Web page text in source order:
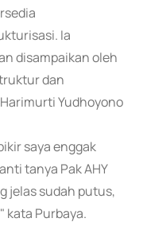
Ia
disampaikan oleh
dan
Yudhoyono
saya enggak
tanya Pak AHY
jelas sudah putus,
kata Purbaya.